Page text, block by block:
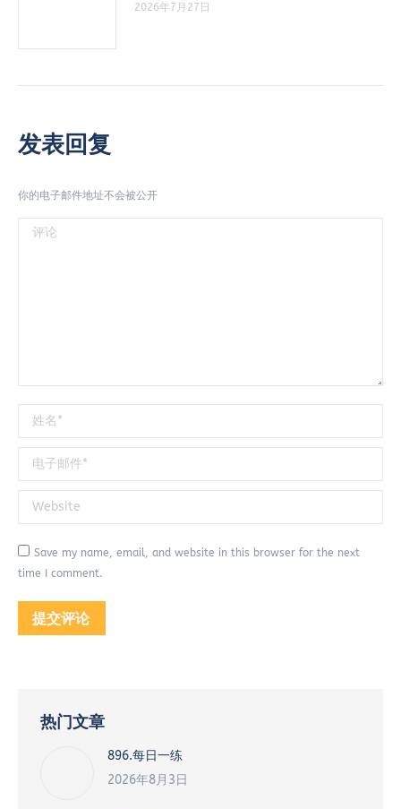
2026年7月27日
发表回复
你的电子邮件地址不会被公开
评论
姓名 *
电子邮件 *
Website
Save my name, email, and website in this browser for the next
time I comment.
提交评论
热门文章
896.每日一练
2026年8月3日